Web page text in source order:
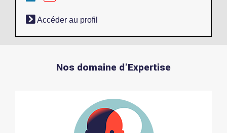
Accéder au profil
Nos domaine d'Expertise